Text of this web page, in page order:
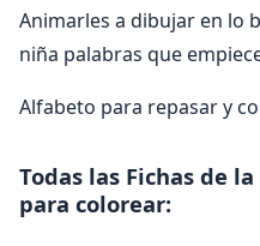
Animarles a dibujar en lo
niña palabras que
Alfabeto para repasar y
Todas las Fichas de
para colorear: